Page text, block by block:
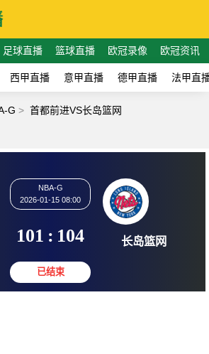
足球直播 篮球直播 欧冠录像 欧冠资讯
西甲直播 意甲直播 德甲直播 法甲直
G > 首都前进VS长岛篮网
NBA-G
2026-01-15 08:00
101:104 长岛